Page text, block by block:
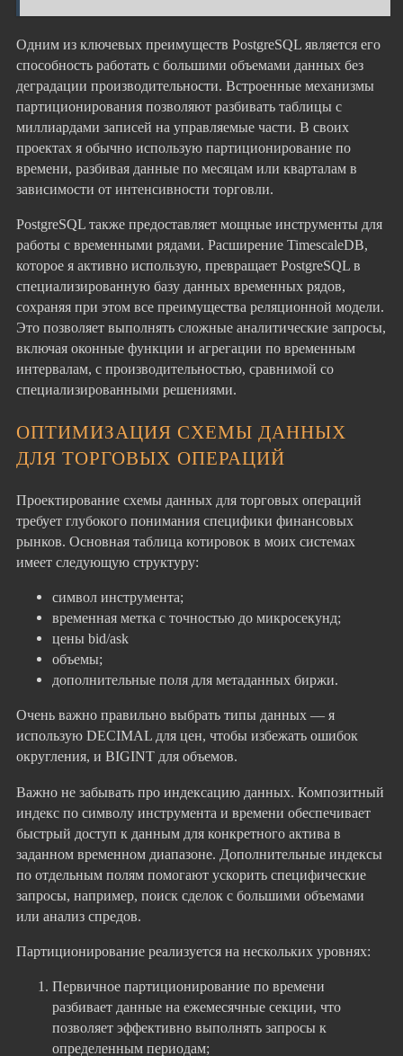
Одним из ключевых преимуществ PostgreSQL является его
способность работать с большими объемами данных без
деградации производительности. Встроенные механизмы
партиционирования позволяют разбивать таблицы с
миллиардами записей на управляемые части. В своих
проектах я обычно использую партиционирование по
времени, разбивая данные по месяцам или кварталам в
зависимости от интенсивности торговли.
PostgreSQL также предоставляет мощные инструменты для
работы с временными рядами. Расширение TimescaleDB,
которое я активно использую, превращает PostgreSQL в
специализированную базу данных временных рядов,
сохраняя при этом все преимущества реляционной модели.
Это позволяет выполнять сложные аналитические запросы,
включая оконные функции и агрегации по временным
интервалам, с производительностью, сравнимой со
специализированными решениями.
ОПТИМИЗАЦИЯ СХЕМЫ ДАННЫХ
ДЛЯ ТОРГОВЫХ ОПЕРАЦИЙ
Проектирование схемы данных для торговых операций
требует глубокого понимания специфики финансовых
рынков. Основная таблица котировок в моих системах
имеет следующую структуру:
символ инструмента;
временная метка с точностью до микросекунд;
цены bid/ask
объемы;
дополнительные поля для метаданных биржи.
Очень важно правильно выбрать типы данных — я
использую DECIMAL для цен, чтобы избежать ошибок
округления, и BIGINT для объемов.
Важно не забывать про индексацию данных. Композитный
индекс по символу инструмента и времени обеспечивает
быстрый доступ к данным для конкретного актива в
заданном временном диапазоне. Дополнительные индексы
по отдельным полям помогают ускорить специфические
запросы, например, поиск сделок с большими объемами
или анализ спредов.
Партиционирование реализуется на нескольких уровнях:
Первичное партиционирование по времени
разбивает данные на ежемесячные секции, что
позволяет эффективно выполнять запросы к
определенным периодам;